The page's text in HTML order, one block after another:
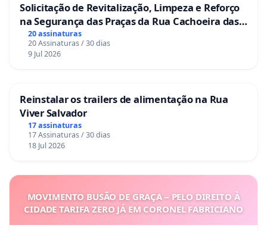
Entre 2003 e 2006 os sindicatos e a federação única
dos petroleiros , FUP, assinaram acordos judicial e
extrajudicial com a Petrobras e a Petros, abrindo
no tempo e vontade da Petrobras sem nenhuma
previsão de punição diante o descumprimento dos
aportes. A Petrobras não honrou os acordos de
mais de vinte anos atrás.
Cabe lembrar que nestes 20 mesmos anos a
Petrobras foi alvo de alguns escândalos de
Solicitação de Revitalização, Limpeza e Reforço
na Segurança das Praças da Rua Cachoeira das
Sete Ilhas
20 assinaturas
20 Assinaturas / 30 dias
9 Jul 2026
Reinstalar os trailers de alimentação na Rua
Viver Salvador
17 assinaturas
17 Assinaturas / 30 dias
18 Jul 2026
MOVIMENTO BUSÃO DE GRAÇA – PELO DIREITO À
CIDADE TARIFA ZERO JÁ EM CORONEL FABRICIANO